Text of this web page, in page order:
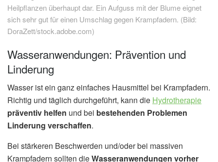
Heilpflanzen überhaupt dar. Ein Aufguss mit der Blume eignet
sich sehr gut für einen Umschlag gegen Krampfadern. (Bild:
DoraZett/stock.adobe.com)
Wasseranwendungen: Prävention und
Linderung
Wasser ist ein ganz einfaches Hausmittel bei Krampfadern.
Richtig und täglich durchgeführt, kann die Hydrotherapie
präventiv helfen und bei bestehenden Problemen
Linderung verschaffen.
Bei stärkeren Beschwerden und/oder bei massiven
Krampfadern sollten dieWasseranwendungen vorher